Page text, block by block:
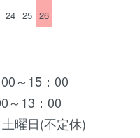
24 25 26
～15：00
～13：00
曜日(不定休)